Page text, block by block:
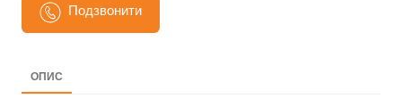
Подзвонити
ОПИС